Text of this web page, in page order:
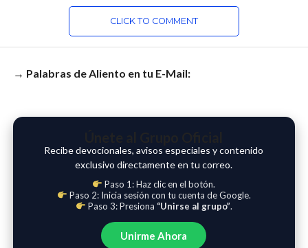
CLICK TO COMMENT
→ Palabras de Aliento en tu E-Mail:
Recibe devocionales, avisos especiales y contenido
exclusivo directamente en tu correo.
Paso 1: Haz clic en el botón.
Paso 2: Inicia sesión con tu cuenta de Google.
Paso 3: Presiona “Unirse al grupo”.
Unirme Ahora